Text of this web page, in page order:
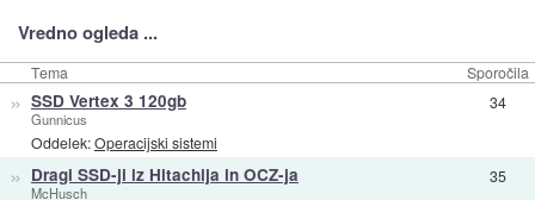
Vredno ogleda ...
Tema Sporočila
» SSD Vertex 3 120gb
Gunnicus
Oddelek:Operacijski sistemi
34
» Dragi SSD-ji iz Hitachija in OCZ-ja
McHusch
35